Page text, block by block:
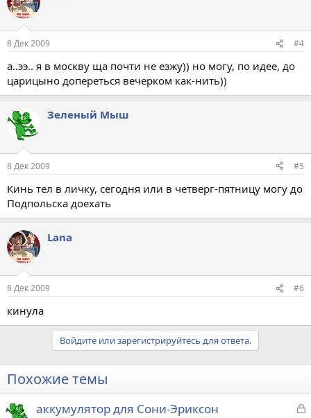
8 Дек 2009 #4
а..ээ.. я в москву ща почти не езжу)) но могу, по идее, до
царицыно допереться вечерком как-нить))
Зеленый Мыш
8 Дек 2009 #5
Кинь тел в личку, сегодня или в четверг-пятницу могу до
Подпольска доехать
Lana
8 Дек 2009 #6
кинула
Войдите или зарегистрируйтесь для ответа.
Похожие темы
З
аккумулятор для Сони-Эриксон